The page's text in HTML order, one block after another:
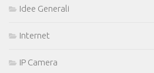
Idee Generali
Internet
IP Camera